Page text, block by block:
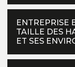
ENTREPRISE
TAILLE DES
ET SES